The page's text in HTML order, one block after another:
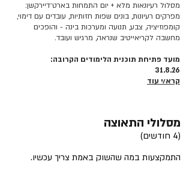
מסלול רעיונאות מלא + יום התמחות בארט־דיירקשן:
מפרקים רעיונות, בונים שפות חזותיות, עובדים עם דימוי,
קומפוזיציה, צבע, תנועה ומערכות בינה - והופכים
מחשבה לקריאייטיב שנראה, מרגיש ועובד.
מועד פתיחת תוכנית הלימודים הקרובה:
31.8.26
קרא/י עוד
מסלולי התאוצה
(4 חודשים)
התמקצעות במה שהשוק באמת צריך עכשיו.